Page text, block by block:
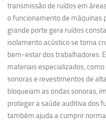
transmissão de ruídos em
o funcionamento de máquinas
grande porte gera ruídos
isolamento acústico se torna
bem-estar dos trabalhadores.
materiais especializados,
sonoras e revestimentos de
bloqueiam as ondas sonoras,
proteger a saúde auditiva dos
também ajuda a cumprir